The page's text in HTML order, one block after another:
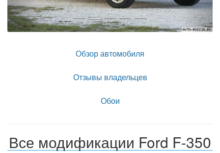
Обзор автомобиля
Отзывы владельцев
Обои
Все модификации Ford F-350